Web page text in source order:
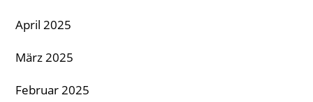
April 2025
März 2025
Februar 2025